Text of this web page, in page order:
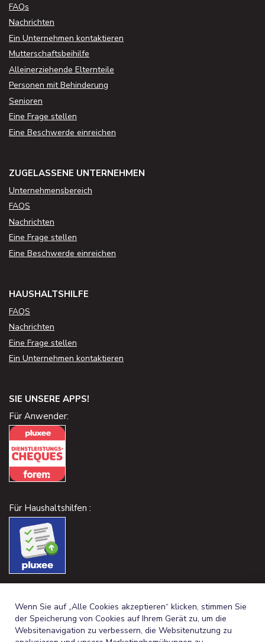
FAQs
Nachrichten
Ein Unternehmen kontaktieren
Mutterschaftsbeihilfe
Alleinerziehende Elternteile
Personen mit Behinderung
Senioren
Eine Frage stellen
Eine Beschwerde einreichen
ZUGELASSENE UNTERNEHMEN
Unternehmensbereich
FAQS
Nachrichten
Eine Frage stellen
Eine Beschwerde einreichen
HAUSHALTSHILFE
FAQS
Nachrichten
Eine Frage stellen
Ein Unternehmen kontaktieren
SIE UNSERE APPS!
Für Anwender:
Für Haushaltshilfen :
Wenn Sie auf „Alle Cookies akzeptieren“ klicken, stimmen Sie
der Speicherung von Cookies auf Ihrem Gerät zu, um die
Websitenavigation zu verbessern, die Websitenutzung zu